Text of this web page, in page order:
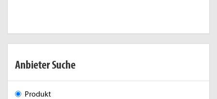
Anbieter Suche
Produkt